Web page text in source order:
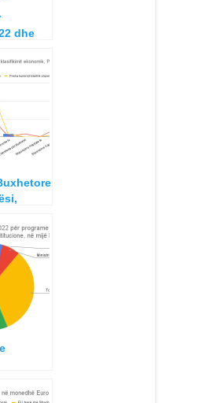
dhe
dhe